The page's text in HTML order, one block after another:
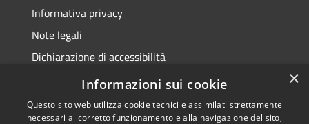
Informativa privacy
Note legali
Dichiarazione di accessibilità
Meccanismo di Feedback
×
Informazioni sui cookie
Questo sito web utilizza cookie tecnici e assimilati strettamente
necessari al corretto funzionamento e alla navigazione del sito,